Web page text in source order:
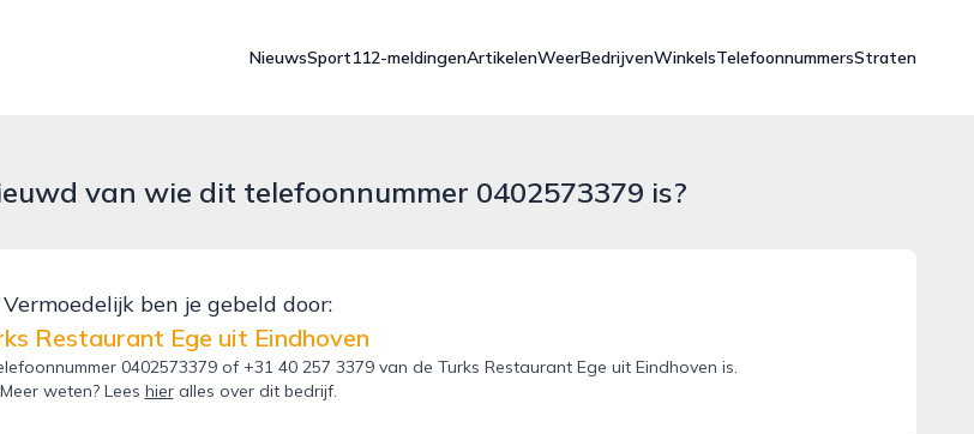
NieuwsSport112-meldingenArtikelenWeerBedrijvenWinkelsTelefoonnummersStraten
van wie dit telefoonnummer 0402573379 is?
Vermoedelijk ben je gebeld door:
Restaurant Ege uit Eindhoven
0402573379 of +31 40 257 3379 van de Turks Restaurant Ege uit Eindhoven is.
Meer weten? Lees hieralles over dit bedrijf.